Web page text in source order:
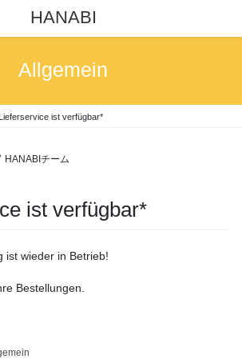
HANABI
Allgemein
ist verfügbar*
HANABIチーム
ist verfügbar*
ist wieder in Betrieb!
Bestellungen.